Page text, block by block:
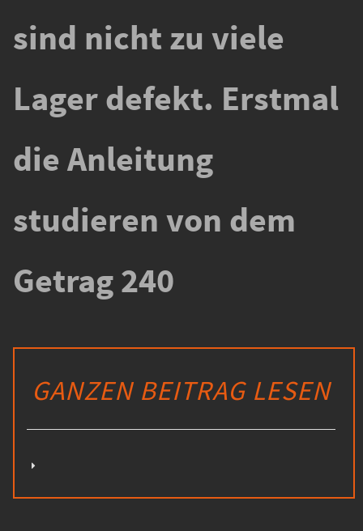
sind nicht zu viele
Lager defekt. Erstmal
die Anleitung
studieren von dem
Getrag 240
GANZEN BEITRAG LESEN